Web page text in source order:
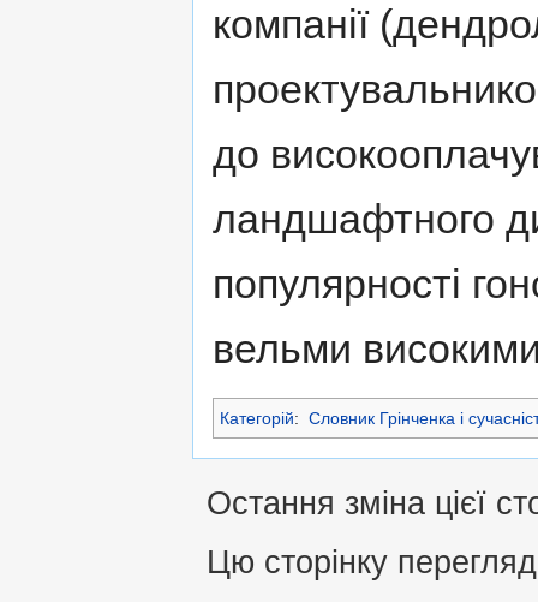
компанії
до
ландшафтного
популярності
вельми
Категорій: Словник Грінченка і
Остання зміна цієї
Цю сторінку